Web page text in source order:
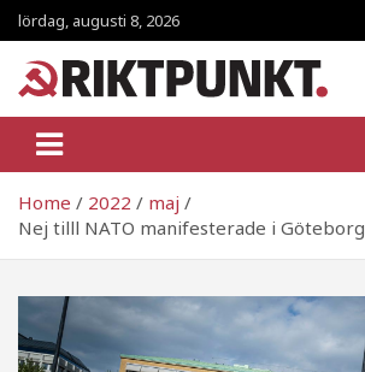
Skip
to
content
lördag, augusti 8, 2026
RiktpunKt.nu
Home 2022
maj
Nej tilll NATO manifesterade i Göteborg